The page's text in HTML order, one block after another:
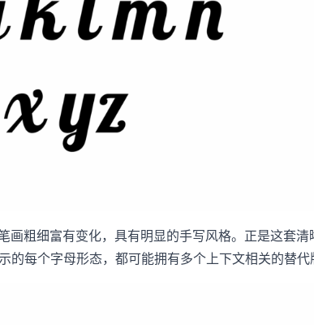
粗细富有变化，具有明显的手写风格。正是这套
每个字母形态，都可能拥有多个上下文相关的替代